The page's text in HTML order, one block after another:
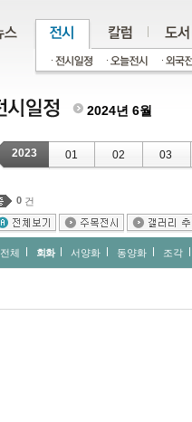
2024년 6월
2023 01 02 03
0 건
전체 회화 서양화 동양화 조각